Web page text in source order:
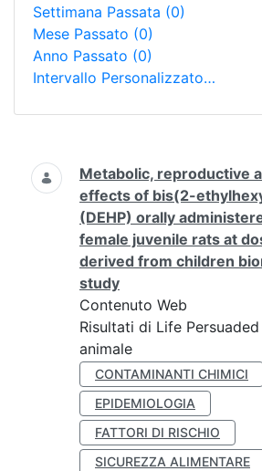
Settimana Passata (0)
Mese Passato (0)
Anno Passato (0)
Intervallo Personalizzato…
Ricerca
Metabolic, reproductive
effects of bis(2-
(DEHP) orally
female juvenile rats at
derived from children
study
Contenuto Web
Risultati di Life
animale
CONTAMINANTI CHIMICI
EPIDEMIOLOGIA
FATTORI DI RISCHIO
SICUREZZA ALIMENTARE